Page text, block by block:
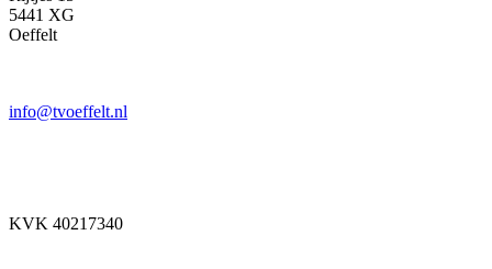
5441 XG
Oeffelt
info@tvoeffelt.nl
KVK 40217340